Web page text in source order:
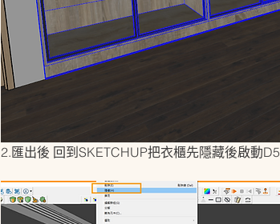
2.匯出後 回到SKETCHUP把衣櫃先隱藏後啟動D5